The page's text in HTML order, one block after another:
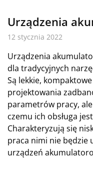
Urządzenia
12 stycznia 2022
Urządzenia
dla tradycyjnych
Są lekkie,
projektowania
parametrów pracy,
czemu ich obsługa
Charakteryzują się
praca nimi nie będzie
urządzeń